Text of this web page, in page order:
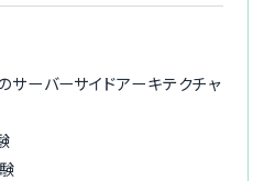
サーバーサイドアーキテクチャ